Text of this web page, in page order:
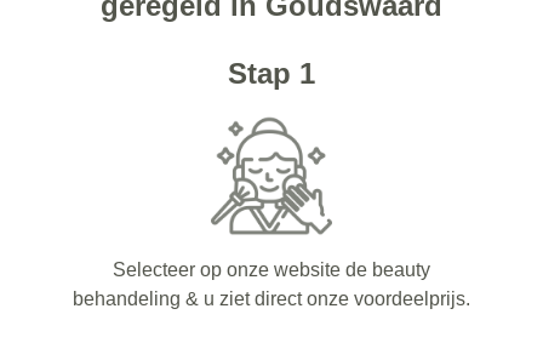
Stap 1
Selecteer op onze website de beauty
behandeling & u ziet direct onze voordeelprijs.